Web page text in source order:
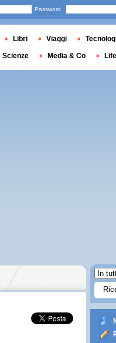
Password
Libri Viaggi
Scienze Media & Co